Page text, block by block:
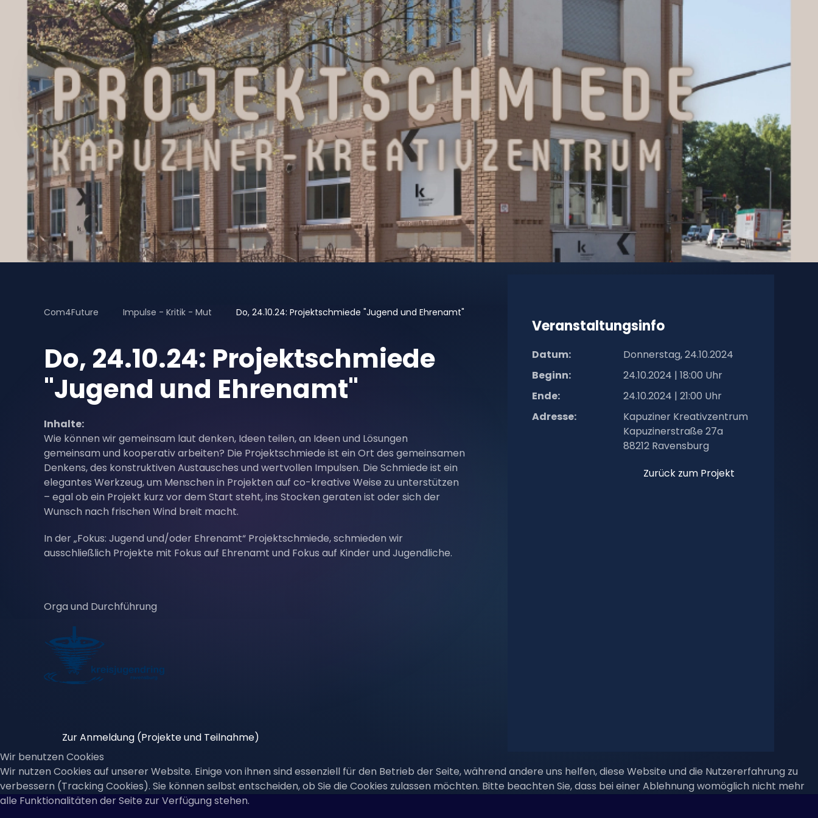
Zum Hauptinhalt springen
Com4Future Impulse - Kritik - Mut Do, 24.10.24: Projektschmiede "Jugend und Ehrenamt"
Do, 24.10.24: Projektschmiede
"Jugend und Ehrenamt"
Inhalte:
Wie können wir gemeinsam laut denken, Ideen teilen, an Ideen und Lösungen
gemeinsam und kooperativ arbeiten? Die Projektschmiede ist ein Ort des gemeinsamen
Denkens, des konstruktiven Austausches und wertvollen Impulsen. Die Schmiede ist ein
elegantes Werkzeug, um Menschen in Projekten auf co-kreative Weise zu unterstützen
– egal ob ein Projekt kurz vor dem Start steht, ins Stocken geraten ist oder sich der
Wunsch nach frischen Wind breit macht.
In der „Fokus: Jugend und/oder Ehrenamt“ Projektschmiede, schmieden wir
ausschließlich Projekte mit Fokus auf Ehrenamt und Fokus auf Kinder und Jugendliche.
Orga und Durchführung
Zur Anmeldung (Projekte und Teilnahme)
Veranstaltungsinfo
Datum:
Donnerstag, 24.10.2024
Beginn:
24.10.2024 | 18:00 Uhr
Ende:
24.10.2024 | 21:00 Uhr
Adresse:
Kapuziner Kreativzentrum
Kapuzinerstraße 27a
88212 Ravensburg
Zurück zum Projekt
Wir benutzen Cookies
Wir nutzen Cookies auf unserer Website. Einige von ihnen sind essenziell für den Betrieb der Seite, während andere uns helfen, diese Website und die Nutzererfahrung zu
verbessern (Tracking Cookies). Sie können selbst entscheiden, ob Sie die Cookies zulassen möchten. Bitte beachten Sie, dass bei einer Ablehnung womöglich nicht mehr
alle Funktionalitäten der Seite zur Verfügung stehen.